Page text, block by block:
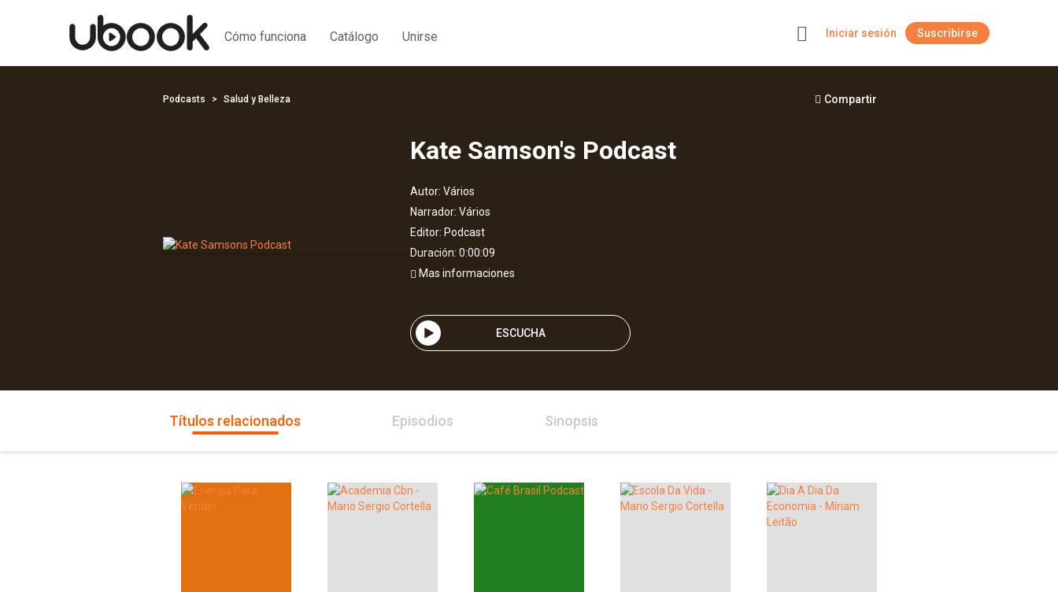
Cómo funciona Catálogo Unirse Iniciar sesión Suscribirse
Podcasts Salud y Belleza Compartir
Kate Samson's Podcast
Autor: Vários
Narrador: Vários
Editor: Podcast
Duración: 0:00:09
Mas informaciones
ESCUCHA
Títulos relacionados Episodios Sinopsis